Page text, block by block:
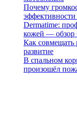
Почему
эффективности
Dermatime:
кожей — обзор
Как совмещать
развитие
В спальном
произошёл